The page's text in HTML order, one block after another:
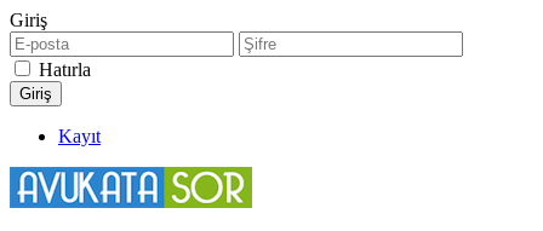
Giriş
Hatırla
Kayıt